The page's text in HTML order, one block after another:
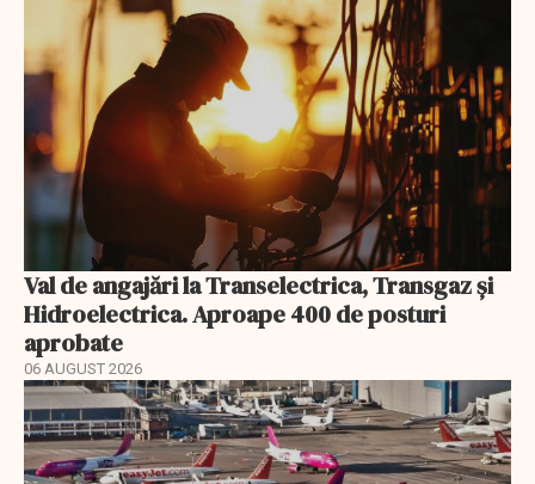
Val de angajări la Transelectrica, Transgaz și
Hidroelectrica. Aproape 400 de posturi
aprobate
06 AUGUST 2026